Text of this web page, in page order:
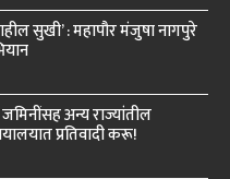
सुखी’ : महापौर मंजुषा नागपुरे
अन्य राज्यांतील
प्रतिवादी करू!